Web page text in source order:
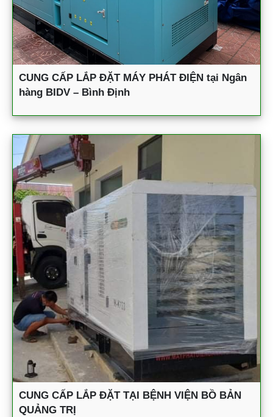
CUNG CẤP LẮP ĐẶT MÁY PHÁT ĐIỆN tại Ngân
hàng BIDV – Bình Định
CUNG CẤP LẮP ĐẶT TẠI BỆNH VIỆN BỒ BẢN
QUẢNG TRỊ